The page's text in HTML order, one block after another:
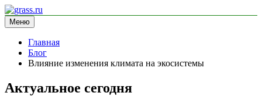
Перейти
к
содержимому
grass.ru
блог про экологию
Меню
Главная
Блог
Влияние изменения климата на экосистемы
Актуальное сегодня